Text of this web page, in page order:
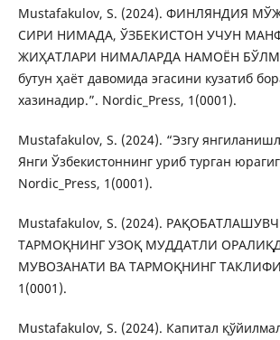
Mustafakulov, S. (2024). ФИНЛЯНДИЯ
СИРИ НИМАДА, ЎЗБЕКИСТОН УЧУН
ЖИҲАТЛАРИ НИМАЛАРДА НАМОЁН
бутун ҳаёт давомида эгасини кузатиб
хазинадир.”. Nordic_Press, 1(0001).
Mustafakulov, S. (2024). “Эзгу
Янги Ўзбекистоннинг уриб турган
Nordic_Press, 1(0001).
Mustafakulov, S. (2024).
ТАРМОҚНИНГ УЗОҚ МУДДАТЛИ
МУВОЗАНАТИ ВА ТАРМОҚНИНГ ТАКЛИФИ.
1(0001).
Mustafakulov, S. (2024). Капитал